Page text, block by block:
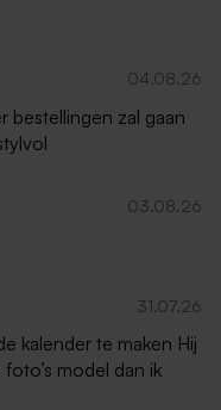
metallic zilveren
met rechte klep
04.08.26
bestellingen zal gaan
03.08.26
31.07.26
kalender te maken Hij
model dan ik